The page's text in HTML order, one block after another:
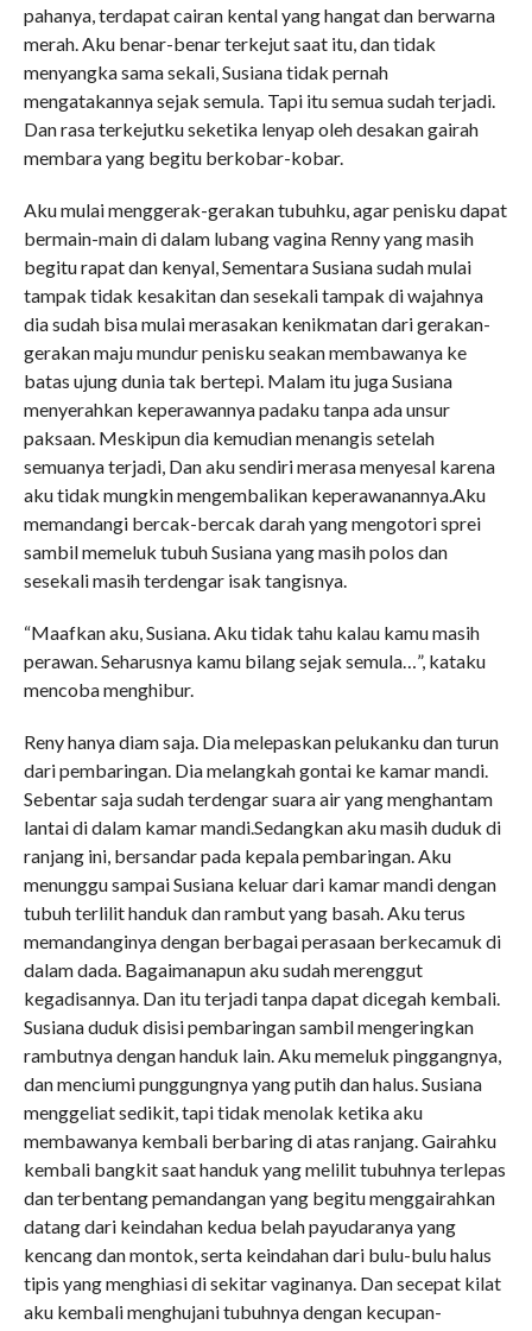
pahanya, terdapat cairan kental yang hangat dan berwarna
merah. Aku benar-benar terkejut saat itu, dan tidak
menyangka sama sekali, Susiana tidak pernah
mengatakannya sejak semula. Tapi itu semua sudah terjadi.
Dan rasa terkejutku seketika lenyap oleh desakan gairah
membara yang begitu berkobar-kobar.
Aku mulai menggerak-gerakan tubuhku, agar penisku dapat
bermain-main di dalam lubang vagina Renny yang masih
begitu rapat dan kenyal, Sementara Susiana sudah mulai
tampak tidak kesakitan dan sesekali tampak di wajahnya
dia sudah bisa mulai merasakan kenikmatan dari gerakan-
gerakan maju mundur penisku seakan membawanya ke
batas ujung dunia tak bertepi. Malam itu juga Susiana
menyerahkan keperawannya padaku tanpa ada unsur
paksaan. Meskipun dia kemudian menangis setelah
semuanya terjadi, Dan aku sendiri merasa menyesal karena
aku tidak mungkin mengembalikan keperawanannya.Aku
memandangi bercak-bercak darah yang mengotori sprei
sambil memeluk tubuh Susiana yang masih polos dan
sesekali masih terdengar isak tangisnya.
“Maafkan aku, Susiana. Aku tidak tahu kalau kamu masih
perawan. Seharusnya kamu bilang sejak semula…”, kataku
mencoba menghibur.
Reny hanya diam saja. Dia melepaskan pelukanku dan turun
dari pembaringan. Dia melangkah gontai ke kamar mandi.
Sebentar saja sudah terdengar suara air yang menghantam
lantai di dalam kamar mandi.Sedangkan aku masih duduk di
ranjang ini, bersandar pada kepala pembaringan. Aku
menunggu sampai Susiana keluar dari kamar mandi dengan
tubuh terlilit handuk dan rambut yang basah. Aku terus
memandanginya dengan berbagai perasaan berkecamuk di
dalam dada. Bagaimanapun aku sudah merenggut
kegadisannya. Dan itu terjadi tanpa dapat dicegah kembali.
Susiana duduk disisi pembaringan sambil mengeringkan
rambutnya dengan handuk lain. Aku memeluk pinggangnya,
dan menciumi punggungnya yang putih dan halus. Susiana
menggeliat sedikit, tapi tidak menolak ketika aku
membawanya kembali berbaring di atas ranjang. Gairahku
kembali bangkit saat handuk yang melilit tubuhnya terlepas
dan terbentang pemandangan yang begitu menggairahkan
datang dari keindahan kedua belah payudaranya yang
kencang dan montok, serta keindahan dari bulu-bulu halus
tipis yang menghiasi di sekitar vaginanya. Dan secepat kilat
aku kembali menghujani tubuhnya dengan kecupan-